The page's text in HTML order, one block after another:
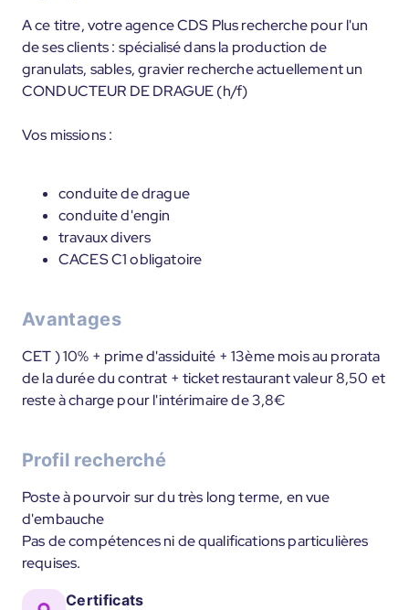
A ce titre, votre agence CDS Plus recherche pour l'un
de ses clients : spécialisé dans la production de
granulats, sables, gravier recherche actuellement un
CONDUCTEUR DE DRAGUE (h/f)
Vos missions :
conduite de drague
conduite d'engin
travaux divers
CACES C1 obligatoire
Avantages
CET ) 10% + prime d'assiduité + 13ème mois au prorata
de la durée du contrat + ticket restaurant valeur 8,50 et
reste à charge pour l'intérimaire de 3,8€
Profil recherché
Poste à pourvoir sur du très long terme, en vue
d'embauche
Pas de compétences ni de qualifications particulières
requises.
Certificats